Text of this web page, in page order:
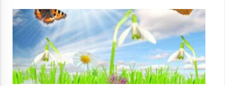
Arrosaren laburpen bideoa Hamaika